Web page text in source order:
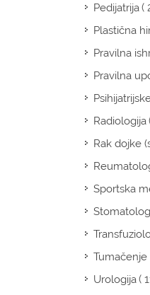
Pedijatrija(
Plastična
Pravilna
Pravilna
Radiologija
Rak dojke
Sportska
Tumačenje
Urologija(